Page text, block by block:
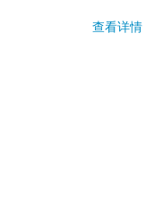
查看详情